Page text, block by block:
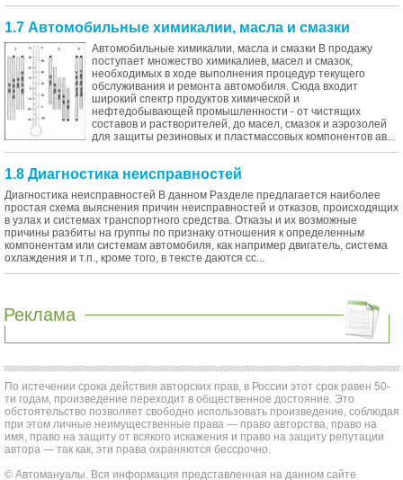
1.7 Автомобильные химикалии, масла и смазки
Автомобильные химикалии, масла и смазки В продажу
поступает множество химикалиев, масел и смазок,
необходимых в ходе выполнения процедур текущего
обслуживания и ремонта автомобиля. Сюда входит
широкий спектр продуктов химической и
нефтедобывающей промышленности - от чистящих
составов и растворителей, до масел, смазок и аэрозолей
для защиты резиновых и пластмассовых компонентов ав...
1.8 Диагностика неисправностей
Диагностика неисправностей В данном Разделе предлагается наиболее
простая схема выяснения причин неисправностей и отказов, происходящих
в узлах и системах транспортного средства. Отказы и их возможные
причины разбиты на группы по признаку отношения к определенным
компонентам или системам автомобиля, как например двигатель, система
охлаждения и т.п., кроме того, в тексте даются сс...
Реклама
По истечении срока действия авторских прав, в России этот срок равен 50-
ти годам, произведение переходит в общественное достояние. Это
обстоятельство позволяет свободно использовать произведение, соблюдая
при этом личные неимущественные права — право авторства, право на
имя, право на защиту от всякого искажения и право на защиту репутации
автора — так как, эти права охраняются бессрочно.
© Автомануалы. Вся информация представленная на данном сайте